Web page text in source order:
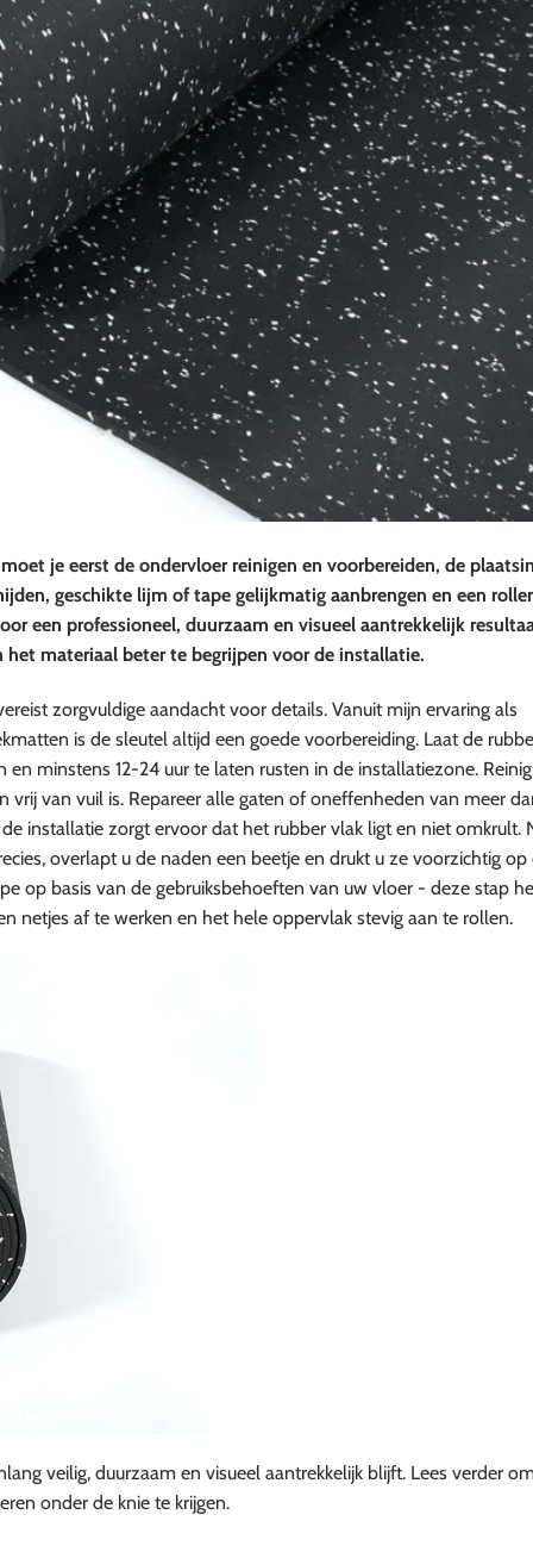
je eerst de ondervloer reinigen en voorbereiden, de
geschikte lijm of tape gelijkmatig aanbrengen en een roller
een professioneel, duurzaam en visueel aantrekkelijk
materiaal beter te begrijpen voor de installatie.
zorgvuldige aandacht voor details. Vanuit mijn ervaring als
is de sleutel altijd een goede voorbereiding. Laat de
minstens 12-24 uur te laten rusten in de installatiezone.
van vuil is. Repareer alle gaten of oneffenheden van meer
installatie zorgt ervoor dat het rubber vlak ligt en niet omkrult.
overlapt u de naden een beetje en drukt u ze voorzichtig op
op basis van de gebruiksbehoeften van uw vloer - deze stap
netjes af te werken en het hele oppervlak stevig aan te rollen.
veilig, duurzaam en visueel aantrekkelijk blijft. Lees verder
onder de knie te krijgen.